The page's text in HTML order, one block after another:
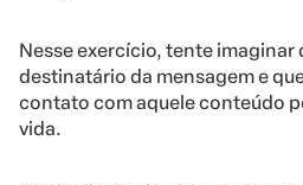
Nesse exercício, tente imaginar
destinatário da mensagem e
contato com aquele conteúdo
vida.